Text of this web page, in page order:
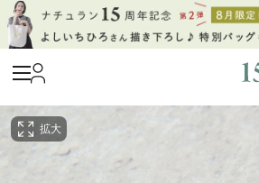
拡大